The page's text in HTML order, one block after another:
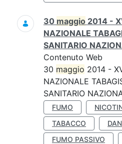
30 maggio 2014 -
NAZIONALE
SANITARIO
Contenuto Web
30 maggio 2014 -
NAZIONALE
SANITARIO
FUMO
TABACCO
FUMO PASSIVO